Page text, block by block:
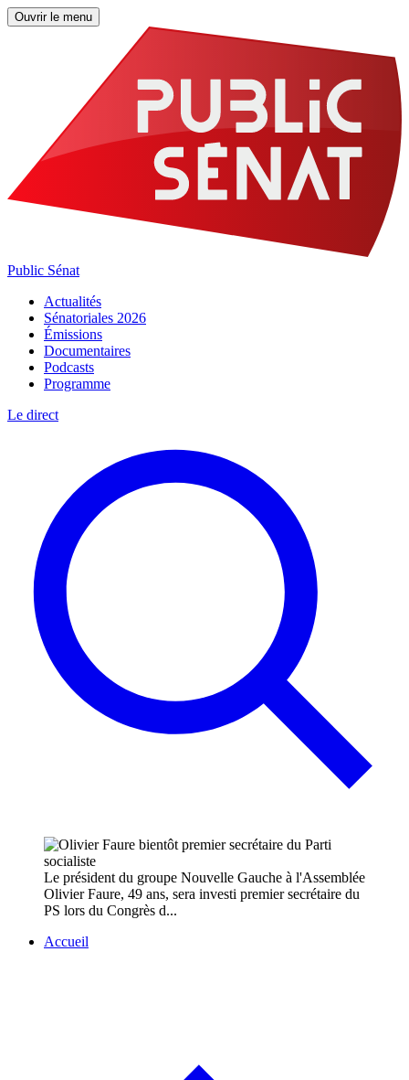
Ouvrir le menu
Public Sénat
Actualités
Sénatoriales 2026
Émissions
Documentaires
Podcasts
Programme
Le direct
Le président du groupe Nouvelle Gauche à l'Assemblée
Olivier Faure, 49 ans, sera investi premier secrétaire du
PS lors du Congrès d...
Accueil